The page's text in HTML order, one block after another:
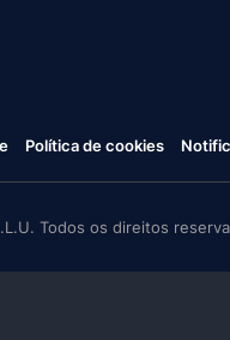
Política de cookies
Todos os direitos